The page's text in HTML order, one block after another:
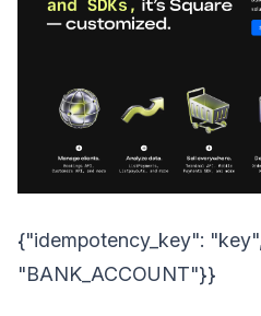
{"idempotency_key":
"BANK_ACCOUNT"}}